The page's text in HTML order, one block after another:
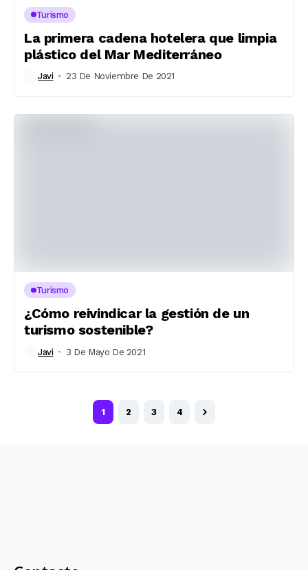
Turismo
La primera cadena hotelera que limpia
plástico del Mar Mediterráneo
Javi 23 De Noviembre De 2021
Turismo
¿Cómo reivindicar la gestión de un
turismo sostenible?
Javi 3 De Mayo De 2021
1 2 3 4